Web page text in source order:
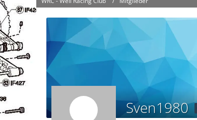
Sven1980